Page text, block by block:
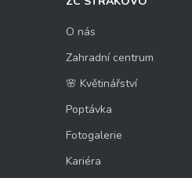
O nás
Zahradní centrum
🌸 Květinářství
Poptávka
Fotogalerie
Kariéra